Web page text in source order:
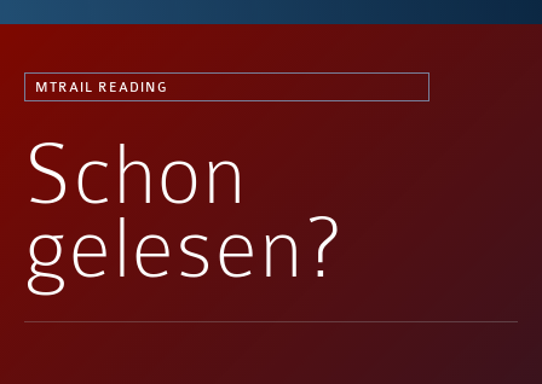
MTRAIL READING
Schon
gelesen?